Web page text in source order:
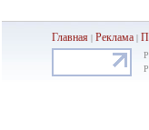
Главная |Реклама|